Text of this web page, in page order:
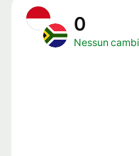
0
Nessun